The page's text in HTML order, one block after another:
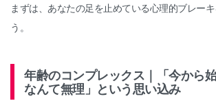
まずは、あなたの足を止めている心理的ブレー
う。
年齢のコンプレックス｜「今から
なんて無理」という思い込み